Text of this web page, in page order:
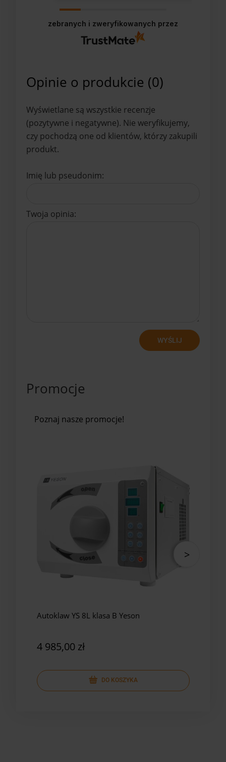
zebranych i zweryfikowanych przez
Opinie o produkcie (0)
Wyświetlane są wszystkie recenzje
(pozytywne i negatywne). Nie weryfikujemy,
czy pochodzą one od klientów, którzy zakupili
produkt.
Imię lub pseudonim:
Twoja opinia:
WYŚLIJ
Promocje
Poznaj nasze promocje!
Autoklaw YS 8L klasa B Yeson
4 985,00 zł
DO KOSZYKA